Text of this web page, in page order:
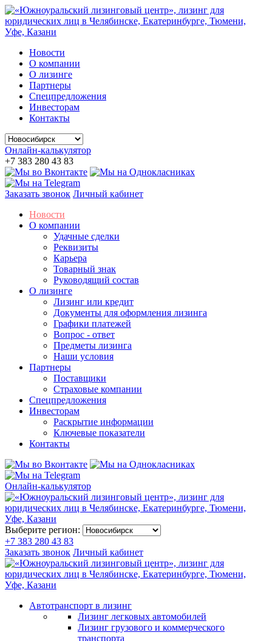
Новости
О компании
О лизинге
Партнеры
Спецпредложения
Инвесторам
Контакты
Онлайн-калькулятор
+7 383 280 43 83
Заказать звонок Личный кабинет
Новости
О компании
Удачные сделки
Реквизиты
Карьера
Товарный знак
Руководящий состав
О лизинге
Лизинг или кредит
Документы для оформления лизинга
Графики платежей
Вопрос - ответ
Предметы лизинга
Наши условия
Партнеры
Поставщики
Страховые компании
Спецпредложения
Инвесторам
Раскрытие информации
Ключевые показатели
Контакты
Онлайн-калькулятор
Выберите регион:
+7 383 280 43 83
Заказать звонок Личный кабинет
Автотранспорт в лизинг
Лизинг легковых автомобилей
Лизинг грузового и коммерческого
транспорта